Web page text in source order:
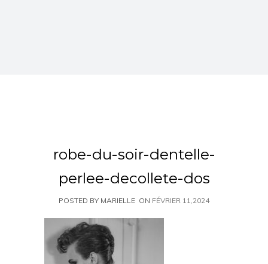
robe-du-soir-dentelle-
perlee-decollete-dos
POSTED BY MARIELLE ON FÉVRIER 11,2024